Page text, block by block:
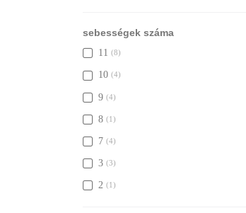
sebességek száma
11 (8)
10 (4)
9 (4)
8 (1)
7 (4)
3 (3)
2 (1)